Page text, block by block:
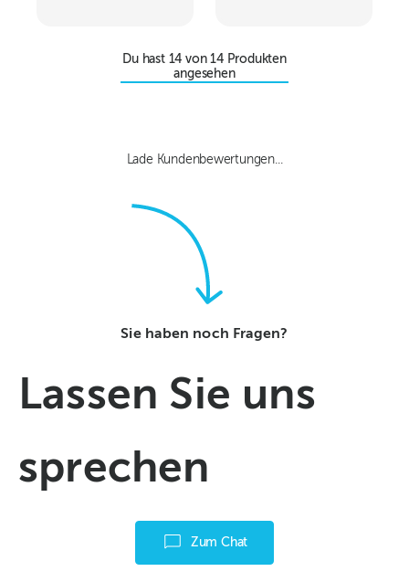
Du hast 14 von14 Produkten
angesehen
Lade Kundenbewertungen...
Sie haben noch Fragen?
Lassen Sie uns
sprechen
Zum Chat